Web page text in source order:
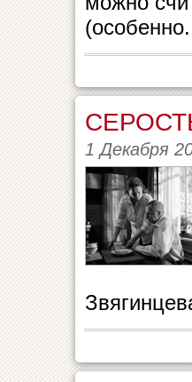
1 Декабря